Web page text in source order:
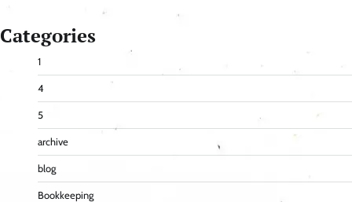
Categories
1
4
5
archive
blog
Bookkeeping